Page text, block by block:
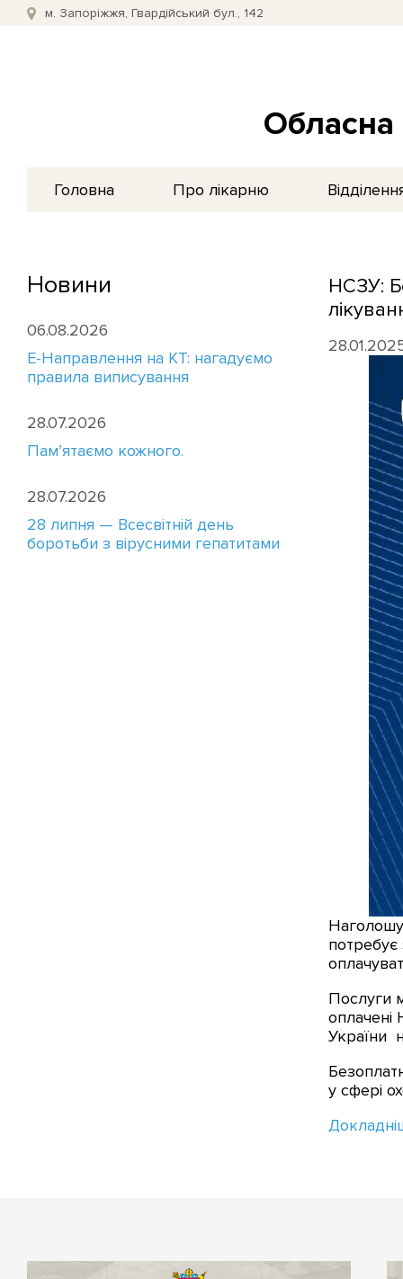
м. Запоріжжя, Гвардійський бул., 142
Обласна
Головна Про лікарню
Новини
06.08.2026
E-Направлення на КТ: нагадуємо
правила виписування
28.07.2026
Пам’ятаємо кожного.
28.07.2026
28 липня — Всесвітній день
боротьби з вірусними гепатитами
НСЗУ:
потребує
Послуги
України
у сфері